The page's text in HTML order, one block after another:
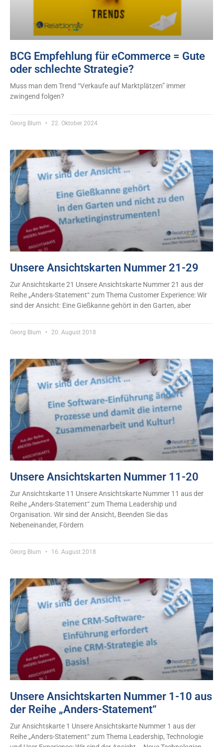
BCG Empfehlung für eCommerce = Gute
oder schlechte Strategie?
Muss man dem Trend “Verkaufe auf Marktplätzen” immer
zwingend folgen?
Georg Blum 22. Oktober 2024
Unsere Ansichtskarten Nummer 21-29
Zur Ansichtskarte 21 Unsere Ansichtskarte Nummer 21 aus der
Reihe „Anders-Statement“ zum Thema Customer Experience: Wir
sind der Ansicht: Eine Gießkanne gehört in den Garten, aber
Georg Blum 20. August 2018
Unsere Ansichtskarten Nummer 11-20
Zur Ansichtskarte 11 Unsere Ansichtskarte Nummer 11 aus der
Reihe „Anders-Statement“ zum Thema Leadership und
Organisation. Wir sind der Ansicht, Beenden Sie das
Nebeneinander, Fördern
Georg Blum 16. August 2018
Unsere Ansichtskarten Nummer 1-10 aus
der Reihe „Anders-Statement“
Zur Ansichtskarte 1 Unsere Ansichtskarte Nummer 1 aus der
Reihe „Anders-Statement“ zum Thema Leadership, Technologie